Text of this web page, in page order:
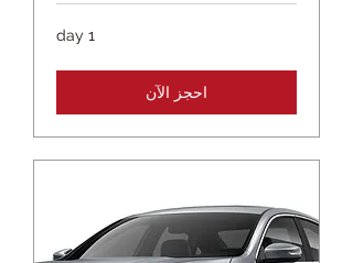
1 day
احجز الآن